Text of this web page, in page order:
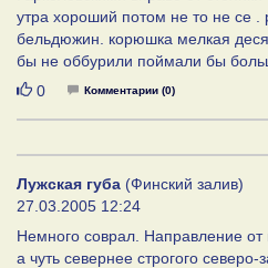
утра хороший потом не то не се .
бельдюжин. корюшка мелкая
бы не оббурили поймали бы
Нравится
0 Комментарии (0)
Лужская губа (Финский залив)
27.03.2005 12:24
Немного соврал. Направление
а чуть севернее строгого северо-